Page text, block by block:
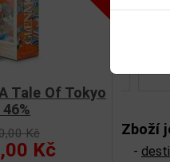
Tale Of Tokyo
Kč
Kč
Zboží
-